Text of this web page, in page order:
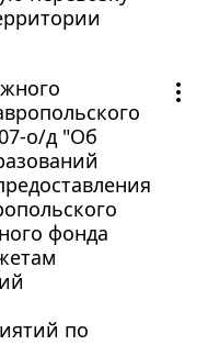
о/д "Об
фонда
по